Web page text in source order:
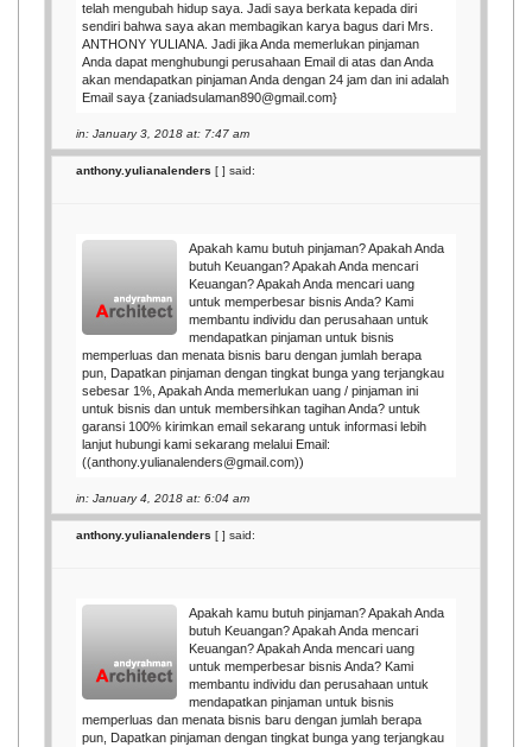
telah mengubah hidup saya. Jadi saya berkata kepada diri
sendiri bahwa saya akan membagikan karya bagus dari Mrs.
ANTHONY YULIANA. Jadi jika Anda memerlukan pinjaman
Anda dapat menghubungi perusahaan Email di atas dan Anda
akan mendapatkan pinjaman Anda dengan 24 jam dan ini adalah
Email saya {zaniadsulaman890@gmail.com}
in: January 3, 2018 at: 7:47 am
anthony.yulianalenders [] said:
Apakah kamu butuh pinjaman? Apakah Anda
butuh Keuangan? Apakah Anda mencari
Keuangan? Apakah Anda mencari uang
untuk memperbesar bisnis Anda? Kami
membantu individu dan perusahaan untuk
mendapatkan pinjaman untuk bisnis
memperluas dan menata bisnis baru dengan jumlah berapa
pun, Dapatkan pinjaman dengan tingkat bunga yang terjangkau
sebesar 1%, Apakah Anda memerlukan uang / pinjaman ini
untuk bisnis dan untuk membersihkan tagihan Anda? untuk
garansi 100% kirimkan email sekarang untuk informasi lebih
lanjut hubungi kami sekarang melalui Email:
((anthony.yulianalenders@gmail.com))
in: January 4, 2018 at: 6:04 am
anthony.yulianalenders [] said:
Apakah kamu butuh pinjaman? Apakah Anda
butuh Keuangan? Apakah Anda mencari
Keuangan? Apakah Anda mencari uang
untuk memperbesar bisnis Anda? Kami
membantu individu dan perusahaan untuk
mendapatkan pinjaman untuk bisnis
memperluas dan menata bisnis baru dengan jumlah berapa
pun, Dapatkan pinjaman dengan tingkat bunga yang terjangkau